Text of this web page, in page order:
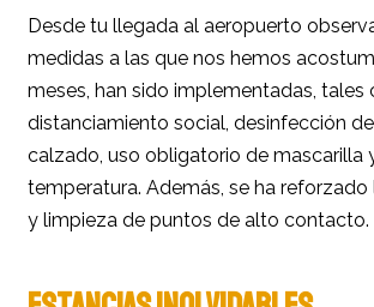
Desde tu llegada al aeropuerto
medidas a las que nos hemos
meses, han sido implementadas, tales
distanciamiento social, desinfección
calzado, uso obligatorio de mascarilla
temperatura. Además, se ha
y limpieza de puntos de alto contacto.